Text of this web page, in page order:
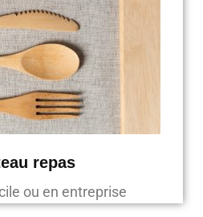
repas
ou en entreprise